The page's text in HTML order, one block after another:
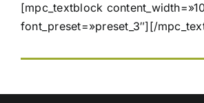
[mpc_textblock
font_preset=»preset_3″][/